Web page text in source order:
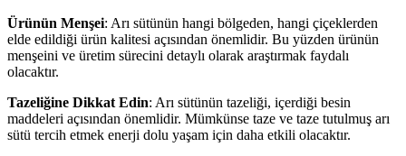
Ürünün Menşei: Arı sütünün hangi bölgeden, hangi çiçeklerden
elde edildiği ürün kalitesi açısından önemlidir. Bu yüzden ürünün
menşeini ve üretim sürecini detaylı olarak araştırmak faydalı
olacaktır.
Tazeliğine Dikkat Edin: Arı sütünün tazeliği, içerdiği besin
maddeleri açısından önemlidir. Mümkünse taze ve taze tutulmuş arı
sütü tercih etmek enerji dolu yaşam için daha etkili olacaktır.